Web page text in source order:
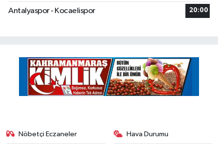
Antalyaspor - Kocaelispor 20:00
Nöbetçi Eczaneler Hava Durumu